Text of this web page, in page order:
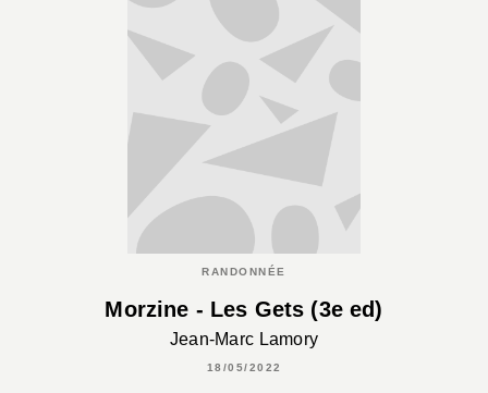
RANDONNÉE
Morzine - Les Gets (3e ed)
Jean-Marc Lamory
18/05/2022